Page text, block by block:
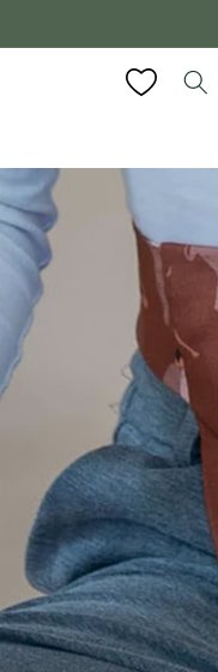
Inhalt